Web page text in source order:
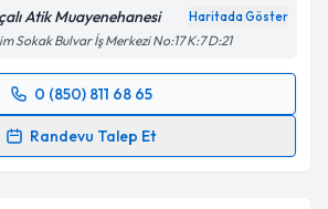
Atik Muayenehanesi Haritada Göster
Sokak Bulvar İş Merkezi No:17 K:7 D:21
0 (850) 811 68 65
Randevu Talep Et
Talebi